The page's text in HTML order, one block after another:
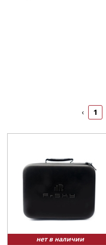
‹ 1
нет в наличии